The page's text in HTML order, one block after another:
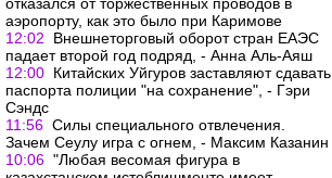
аэропорту, как это было при Каримове
12:02
Внешнеторговый оборот стран ЕАЭС
падает второй год подряд, - Анна Аль-Аяш
12:00 Китайских Уйгуров заставляют сдавать
паспорта полиции "на сохранение", - Гэри
Сэндс
11:56 Силы специального отвлечения.
Зачем Сеулу игра с огнем, - Максим Казанин
10:06 "Любая весомая фигура в